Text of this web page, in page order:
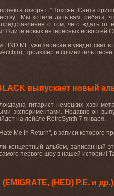
говорят: “Похоже, Санта
Мы хотели дать вам, ребята,
представление о том, чего ждать
Ждите новых интересных
ME уже записан и увидит свет
продюсер и сочинитель
выпускает новый
гитарист немецких хэви-
экспериментами. Недавно он
на лейбле RetroSynth 7 января.
Hate Me In Return", в записи которого
концертный альбом, записанный
первого шоу в нашей истории!
(HED) P.E. и др.)